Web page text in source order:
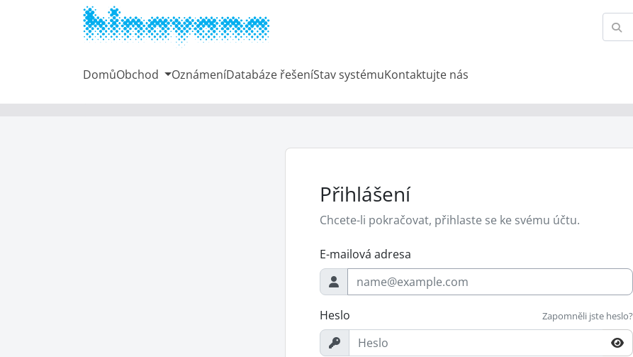
DomůObchod OznámeníDatabáze řešeníStav systémuKontaktujte nás
Přihlášení
Chcete-li pokračovat, přihlaste se ke svému účtu.
E-mailová adresa
Heslo Zapomněli jste heslo?